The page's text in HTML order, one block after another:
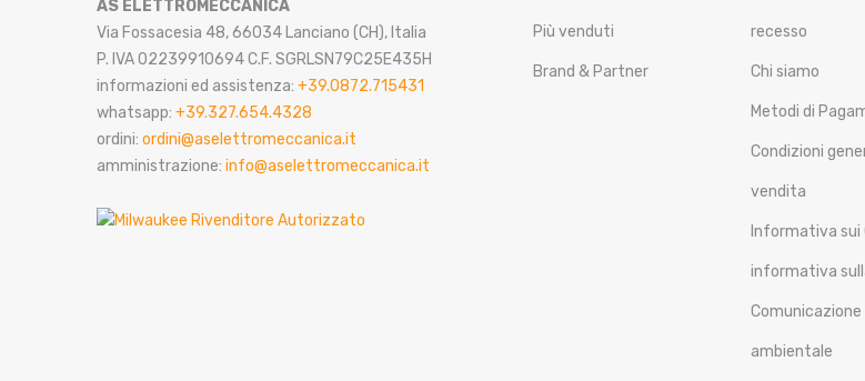
AS ELETTROMECCANICA
Via Fossacesia 48, 66034 Lanciano (CH), Italia
P. IVA 02239910694 C.F. SGRLSN79C25E435H
informazioni ed assistenza: +39.0872.715431
whatsapp: +39.327.654.4328
ordini: ordini@aselettromeccanica.it
amministrazione: info@aselettromeccanica.it
Più venduti
Brand & Partner
recesso
Chi siamo
Metodi di
Condizioni
vendita
Informativa sui
informativa
Comunicazione
ambientale